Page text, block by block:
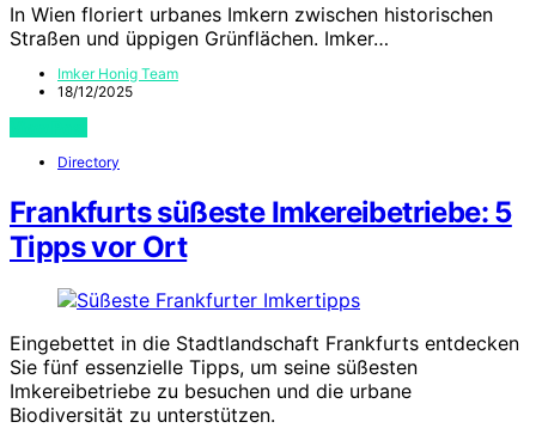
In Wien floriert urbanes Imkern zwischen historischen
Straßen und üppigen Grünflächen. Imker…
Imker Honig Team
18/12/2025
Directory
Frankfurts süßeste Imkereibetriebe: 5
Tipps vor Ort
Eingebettet in die Stadtlandschaft Frankfurts entdecken
Sie fünf essenzielle Tipps, um seine süßesten
Imkereibetriebe zu besuchen und die urbane
Biodiversität zu unterstützen.